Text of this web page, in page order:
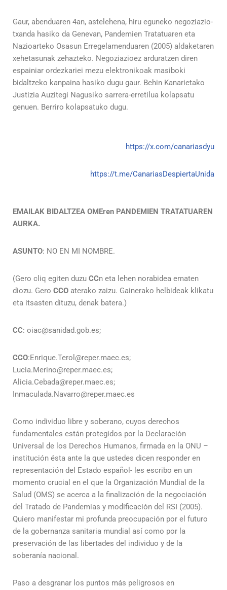
Gaur, abenduaren 4an, astelehena, hiru eguneko negoziazio-
txanda hasiko da Genevan, Pandemien Tratatuaren eta
Nazioarteko Osasun Erregelamenduaren (2005) aldaketaren
xehetasunak zehazteko. Negoziazioez arduratzen diren
espainiar ordezkariei mezu elektronikoak masiboki
bidaltzeko kanpaina hasiko dugu gaur. Behin Kanarietako
Justizia Auzitegi Nagusiko sarrera-erretilua kolapsatu
genuen. Berriro kolapsatuko dugu.
https://x.com/canariasdyu
https://t.me/CanariasDespiertaUnida
EMAILAK BIDALTZEA OMEren PANDEMIEN TRATATUAREN
AURKA.
ASUNTO: NO EN MI NOMBRE.
(Gero cliq egiten duzu CCn eta lehen norabidea ematen
diozu. Gero CCO aterako zaizu. Gainerako helbideak klikatu
eta itsasten dituzu, denak batera.)
CC: oiac@sanidad.gob.es;
CCO:Enrique.Terol@reper.maec.es;
Lucia.Merino@reper.maec.es;
Alicia.Cebada@reper.maec.es;
Inmaculada.Navarro@reper.maec.es
Como individuo libre y soberano, cuyos derechos
fundamentales están protegidos por la Declaración
Universal de los Derechos Humanos, firmada en la ONU –
institución ésta ante la que ustedes dicen responder en
representación del Estado español- les escribo en un
momento crucial en el que la Organización Mundial de la
Salud (OMS) se acerca a la finalización de la negociación
del Tratado de Pandemias y modificación del RSI (2005).
Quiero manifestar mi profunda preocupación por el futuro
de la gobernanza sanitaria mundial así como por la
preservación de las libertades del individuo y de la
soberanía nacional.
Paso a desgranar los puntos más peligrosos en